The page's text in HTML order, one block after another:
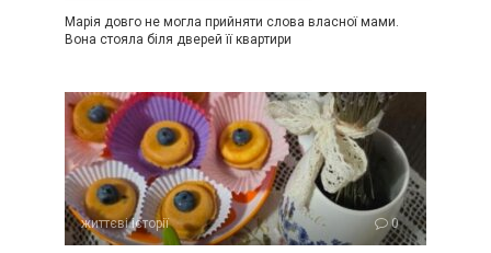
Марія довго не могла прийняти слова власної мами.
Вона стояла біля дверей її квартири
життєві історії 0